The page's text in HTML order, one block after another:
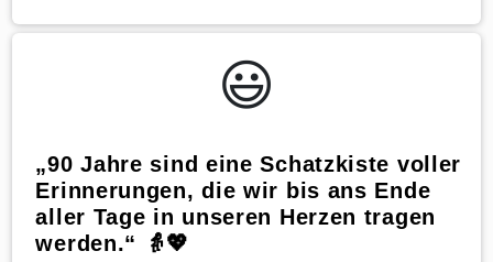
😃️
„90 Jahre sind eine Schatzkiste voller
Erinnerungen, die wir bis ans Ende
aller Tage in unseren Herzen tragen
werden.“ 👵💖